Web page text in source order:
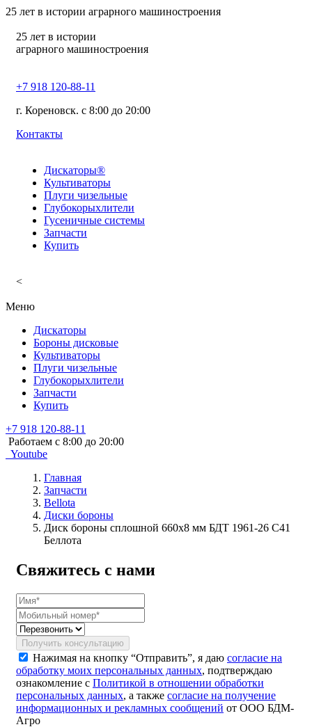
25 лет в истории аграрного машиностроения
25 лет в истории
аграрного машиностроения
+7 918 120-88-11
г. Кореновск. c 8:00 до 20:00
Контакты
Дискаторы®
Культиваторы
Плуги чизельные
Глубокорыхлители
Гусеничные системы
Запчасти
Купить
<
Меню
Дискаторы
Бороны дисковые
Культиваторы
Плуги чизельные
Глубокорыхлители
Запчасти
Купить
+7 918 120-88-11
Работаем c 8:00 до 20:00
Youtube
Главная
Запчасти
Bellota
Диски бороны
Диск бороны сплошной 660х8 мм БДТ 1961-26 С41
Беллота
Свяжитесь с нами
Получить консультацию
Нажимая на кнопку “Отправить”, я даю согласие на
обработку моих персональных данных, подтверждаю
ознакомление с Политикой в отношении обработки
персональных данных, а также согласие на получение
информационных и рекламных сообщений от ООО БДМ-
Агро